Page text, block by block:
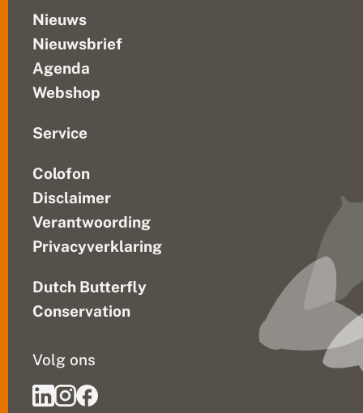
Nieuws
Nieuwsbrief
Agenda
Webshop
Service
Colofon
Disclaimer
Verantwoording
Privacyverklaring
Dutch Butterfly
Conservation
Volg ons